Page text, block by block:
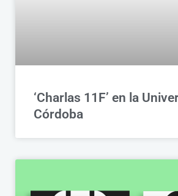
‘Charlas 11F’ en la
Córdoba